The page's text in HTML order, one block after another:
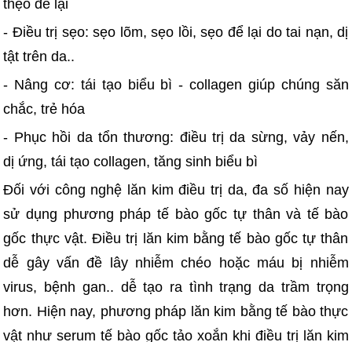
thẹo để lại
- Điều trị sẹo: sẹo lõm, sẹo lồi, sẹo để lại do tai nạn, dị
tật trên da..
- Nâng cơ: tái tạo biểu bì - collagen giúp chúng săn
chắc, trẻ hóa
- Phục hồi da tổn thương: điều trị da sừng, vảy nến,
dị ứng, tái tạo collagen, tăng sinh biểu bì
Đối với công nghệ lăn kim điều trị da, đa số hiện nay
sử dụng phương pháp tế bào gốc tự thân và tế bào
gốc thực vật. Điều trị lăn kim bằng tế bào gốc tự thân
dễ gây vấn đề lây nhiễm chéo hoặc máu bị nhiễm
virus, bệnh gan.. dễ tạo ra tình trạng da trầm trọng
hơn. Hiện nay, phương pháp lăn kim bằng tế bào thực
vật như serum tế bào gốc tảo xoắn khi điều trị lăn kim